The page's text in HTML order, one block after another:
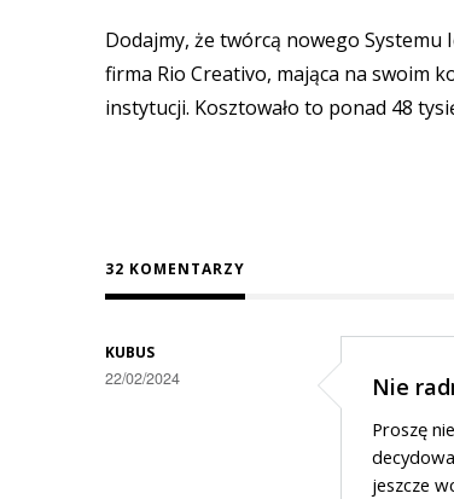
Dodajmy, że twórcą nowego Systemu
firma Rio Creativo, mająca na swoim
instytucji. Kosztowało to ponad 48
32 KOMENTARZY
KUBUS
22/02/2024 Nie
Proszę
jeszcze